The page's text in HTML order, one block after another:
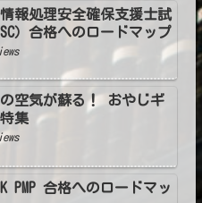
情報処理安全確保支援士試
）合格へのロードマップ
空気が蘇る！ おやじギ
集
PMP 合格へのロードマッ